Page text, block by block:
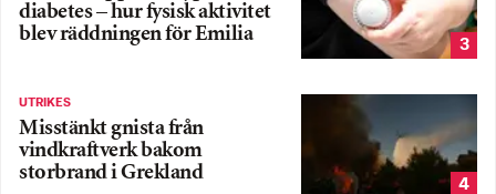
diabetes – hur fysisk aktivitet
blev räddningen för Emilia
3
UTRIKES
Misstänkt gnista från
vindkraftverk bakom
storbrand i Grekland
4